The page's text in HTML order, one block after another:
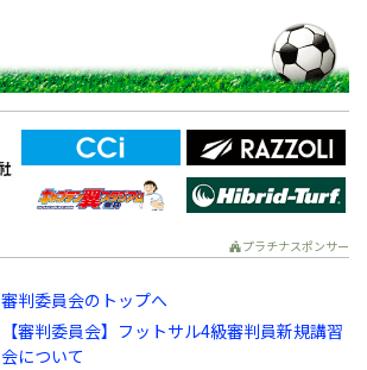
プラチナスポンサー
審判委員会のトップへ
【審判委員会】フットサル4級審判員新規講習
会について